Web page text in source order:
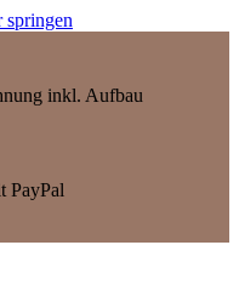
springen
inkl. Aufbau
PayPal